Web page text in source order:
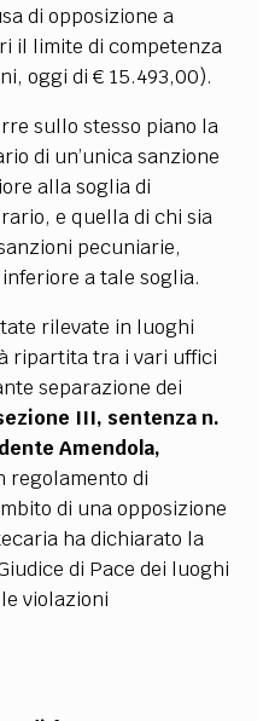
di opposizione a
il limite di competenza
oggi di € 15.493,00).
sullo stesso piano la
di un’unica sanzione
alla soglia di
e quella di chi sia
pecuniarie,
a tale soglia.
rilevate in luoghi
ripartita tra i vari uffici
separazione dei
III, sentenza n.
Amendola,
regolamento di
di una opposizione
ha dichiarato la
di Pace dei luoghi
violazioni